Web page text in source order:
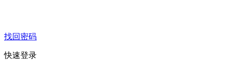
找回密码
快速登录